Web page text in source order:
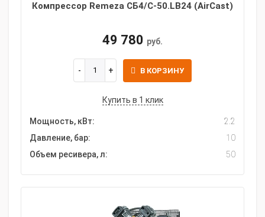
Компрессор Remeza СБ4/С-50.LB24 (AirCast)
49 780 руб.
В КОРЗИНУ
Купить в 1 клик
Мощность, кВт:
2.2
Давление, бар:
10
Объем ресивера, л:
50